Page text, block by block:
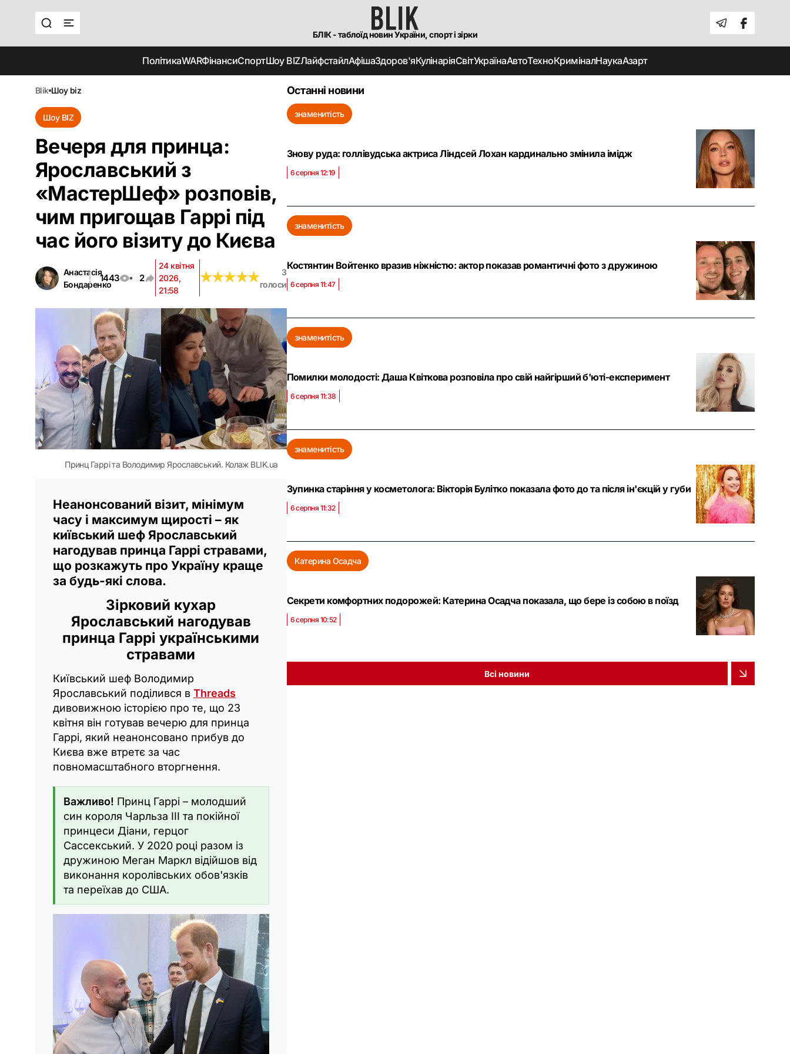
БЛІК - таблоїд новин України, спорт і зірки
ПолітикаWARФінансиСпортШоу BIZЛайфстайлАфішаЗдоров'яКулінаріяСвітУкраїнаАвтоТехноКриміналНаукаАзарт
blik шоу biz
Шоу BIZ
Вечеря для принца:
Ярославський з
«МастерШеф‎» розповів,
чим пригощав Гаррі під
час його візиту до Києва
Анастасія
Бондаренко
1443 2
24 квітня
2026,
21:58
★★★★★
★★★★★
3
голоси
Принц Гаррі та Володимир Ярославський. Колаж BLIK.ua
Неанонсований візит, мінімум
часу і максимум щирості – як
київський шеф Ярославський
нагодував принца Гаррі стравами,
що розкажуть про Україну краще
за будь-які слова.
Зірковий кухар
Ярославський нагодував
принца Гаррі українськими
стравами
Київський шеф Володимир
Ярославський поділився в Threads
дивовижною історією про те, що 23
квітня він готував вечерю для принца
Гаррі, який неанонсовано прибув до
Києва вже втретє за час
повномасштабного вторгнення.
Важливо! Принц Гаррі – молодший
син короля Чарльза III та покійної
принцеси Діани, герцог
Сассекський. У 2020 році разом із
дружиною Меган Маркл відійшов від
виконання королівських обов'язків
та переїхав до США.
Останні новини
знаменитість
Знову руда: голлівудська актриса Ліндсей Лохан кардинально змінила імідж
6 серпня 12:19
знаменитість
Костянтин Войтенко вразив ніжністю: актор показав романтичні фото з дружиною
6 серпня 11:47
знаменитість
Помилки молодості: Даша Квіткова розповіла про свій найгірший б'юті-експеримент
6 серпня 11:38
знаменитість
Зупинка старіння у косметолога: Вікторія Булітко показала фото до та після ін'єкцій у губи
6 серпня 11:32
Катерина Осадча
Секрети комфортних подорожей: Катерина Осадча показала, що бере із собою в поїзд
6 серпня 10:52
Всі новини